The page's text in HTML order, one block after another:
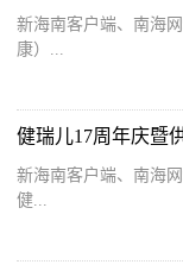
新海南客户端、南海
康）...
新海南客户端、南海
健...